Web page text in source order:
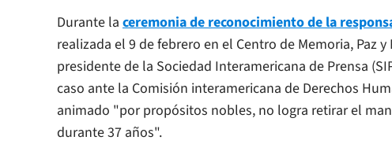
Durante la ceremonia de reconocimiento de la
realizada el 9 de febrero en el Centro de Memoria, Paz
presidente de la Sociedad Interamericana de Prensa
caso ante la Comisión interamericana de Derechos
animado "por propósitos nobles, no logra retirar el
durante 37 años".